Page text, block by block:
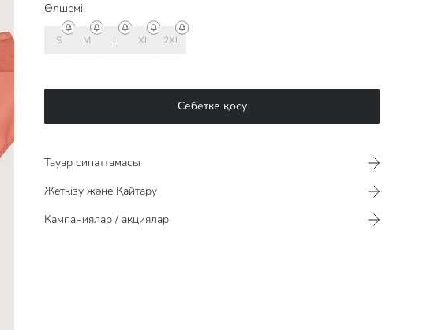
Өлшемі:
S M L XL 2XL
Себетке қосу
Тауар сипаттамасы​​​​​
Жеткізу және Қайтару
Кампаниялар / акциялар